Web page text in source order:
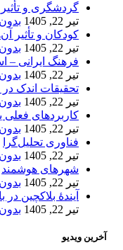
گردشگری و
تیر 22, 1405
کودکان و تأثیر
تیر 22, 1405
فرهنگ ایرانی –
تیر 22, 1405
تحقیقات اندک
تیر 22, 1405
کاربردهای فعلی
تیر 22, 1405
فناوری تحلیل‌گرا
تیر 22, 1405
شهرهای هوشمند
تیر 22, 1405
آیندۀ بلاکچین در
تیر 22, 1405
آخرین ویدیو